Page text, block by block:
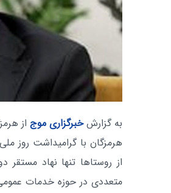
به گزارشخبرگزاری موج از
هرمزگان با گرامیداشت روز
از روستاها تنها نهاد
متعددی در حوزه خدمات